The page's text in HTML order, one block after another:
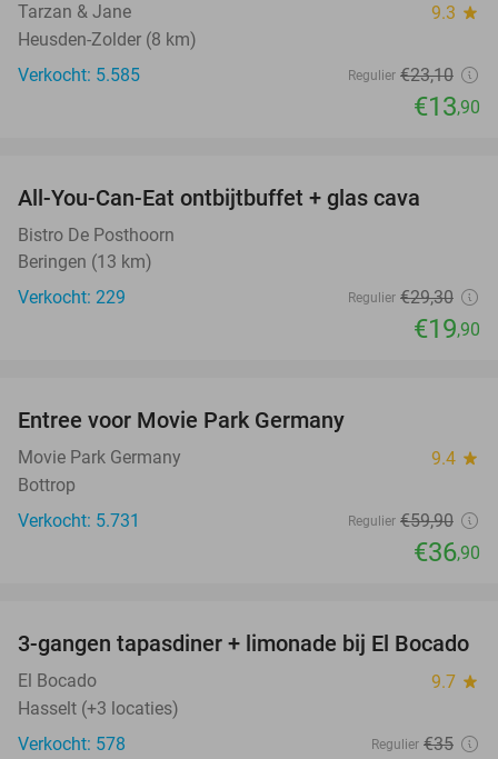
Tarzan & Jane 9.3 star
Heusden-Zolder (8 km)
Verkocht: 5.585
Regulier €23,10
€13,90
All-You-Can-Eat ontbijtbuffet + glas cava
Bistro De Posthoorn
Beringen (13 km)
Verkocht: 229
Regulier €29,30
€19,90
Entree voor Movie Park Germany
Movie Park Germany 9.4 star
Bottrop
Verkocht: 5.731
Regulier €59,90
€36,90
26%
3-gangen tapasdiner + limonade bij El Bocado
El Bocado 9.7 star
Hasselt (+3 locaties)
Verkocht: 578
Regulier €35